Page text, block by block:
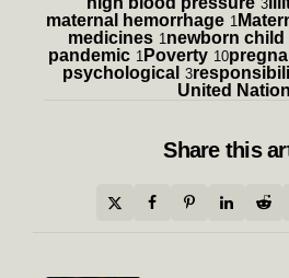
3
maternal hemorrhage 1
medicines 1 newborn child
pandemic 1 Poverty 10
psychological 3
United
Share this